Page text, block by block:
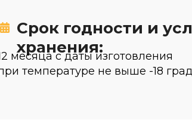
Срок годности и
хранения:
месяца с даты изготовления
температуре не выше -18